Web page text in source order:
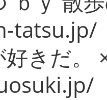
tatsu.jp/
きだ。